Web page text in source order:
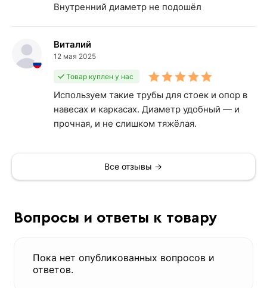
Внутренний диаметр не подошёл
Виталий
12 мая 2025
Товар куплен у нас
Используем такие трубы для стоек и опор в
навесах и каркасах. Диаметр удобный — и
прочная, и не слишком тяжёлая.
Все отзывы →
Вопросы и ответы к товару
Пока нет опубликованных вопросов и
ответов.